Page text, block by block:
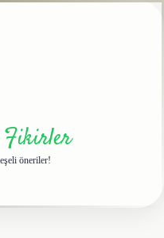
Fikirler
öneriler!